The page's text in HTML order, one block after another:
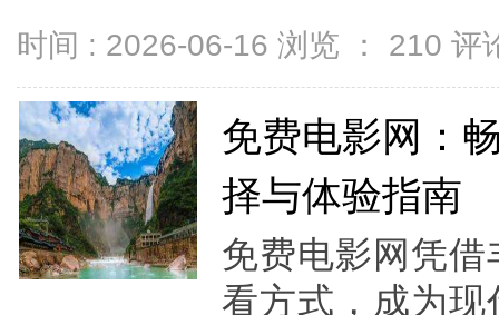
时间 : 2026-06-16 浏览 ： 210 评
免费电影网：
择与体验指南
免费电影网凭
看方式，成为